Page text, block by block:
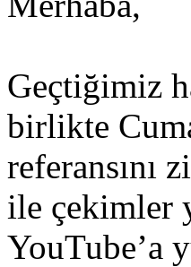
Geçtiğimiz
birlikte
referansını
ile çekimler
YouTube’a